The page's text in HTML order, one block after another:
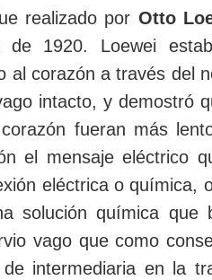
realizado por Otto
de 1920. Loewei
al corazón a través del
intacto, y demostró
fueran más
el mensaje eléctrico
eléctrica o química,
solución química que
vago que como
intermediaria en la